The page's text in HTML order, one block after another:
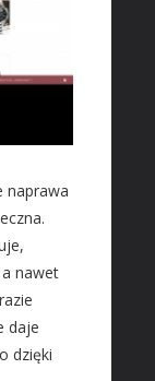
naprawa
nawet
daje
dzięki